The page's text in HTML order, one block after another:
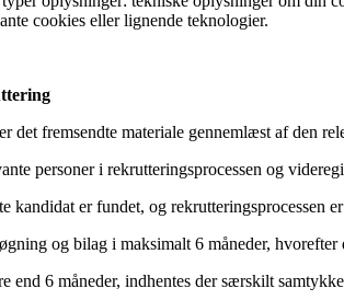
cookies eller lignende teknologier.
det fremsendte materiale gennemlæst af den
personer i rekrutteringsprocessen og
kandidat er fundet, og rekrutteringsprocessen
og bilag i maksimalt 6 måneder, hvorefter
end 6 måneder, indhentes der særskilt